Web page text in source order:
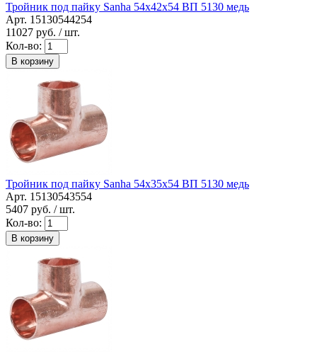
Тройник под пайку Sanha 54x42x54 ВП 5130 медь
Арт. 15130544254
11027 руб. / шт.
Кол-во:
В корзину
Тройник под пайку Sanha 54x35x54 ВП 5130 медь
Арт. 15130543554
5407 руб. / шт.
Кол-во:
В корзину